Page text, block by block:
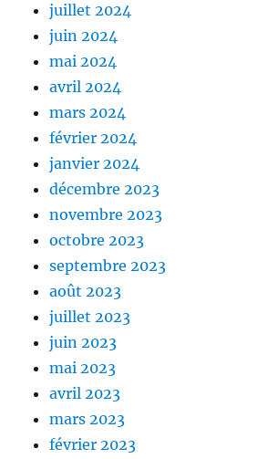
juillet 2024
juin 2024
mai 2024
avril 2024
mars 2024
février 2024
janvier 2024
décembre 2023
novembre 2023
octobre 2023
septembre 2023
août 2023
juillet 2023
juin 2023
mai 2023
avril 2023
mars 2023
février 2023